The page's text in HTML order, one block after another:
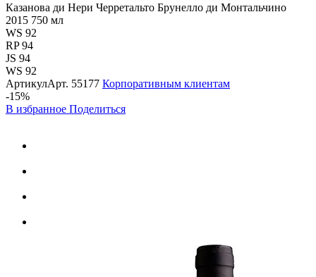
Казанова ди Нери Черретальто Брунелло ди Монтальчино
2015 750 мл
WS 92
RP 94
JS 94
WS 92
АртикулАрт. 55177 Корпоративным клиентам
-15%
В избранное Поделиться